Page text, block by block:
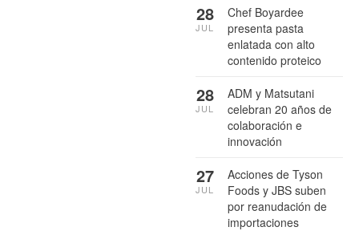
Chef Boyardee
presenta pasta
enlatada con alto
contenido proteico
28
JUL
ADM y Matsutani
celebran 20 años de
colaboración e
innovación
28
JUL
Acciones de Tyson
Foods y JBS suben
por reanudación de
importaciones
27
JUL